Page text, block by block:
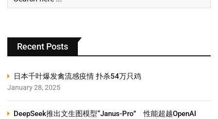
Recent Posts
日本千叶爆发禽流感疫情 扑杀54万只鸡
January 28, 2025
DeepSeek推出文生图模型“Janus-Pro” 性能超越OpenAI